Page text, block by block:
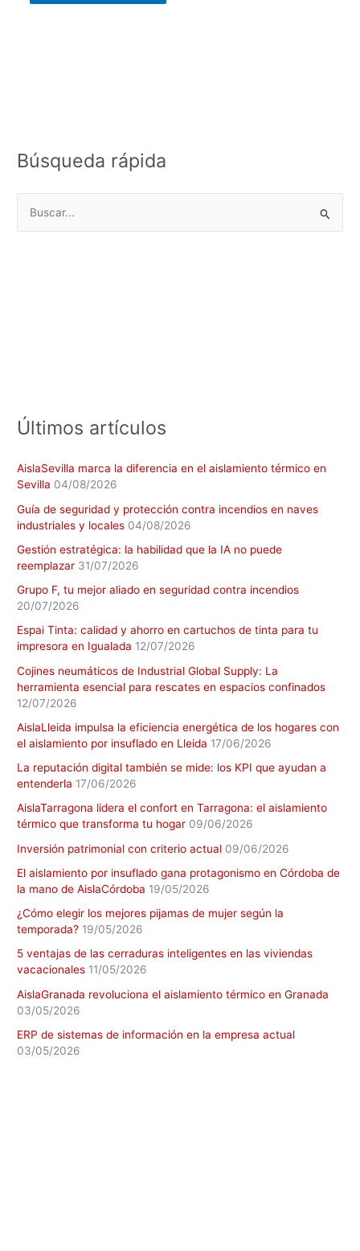
Búsqueda rápida
Últimos artículos
AislaSevilla marca la diferencia en el aislamiento térmico en
Sevilla 04/08/2026
Guía de seguridad y protección contra incendios en naves
industriales y locales 04/08/2026
Gestión estratégica: la habilidad que la IA no puede
reemplazar 31/07/2026
Grupo F, tu mejor aliado en seguridad contra incendios
20/07/2026
Espai Tinta: calidad y ahorro en cartuchos de tinta para tu
impresora en Igualada 12/07/2026
Cojines neumáticos de Industrial Global Supply: La
herramienta esencial para rescates en espacios confinados
12/07/2026
AislaLleida impulsa la eficiencia energética de los hogares con
el aislamiento por insuflado en Lleida 17/06/2026
La reputación digital también se mide: los KPI que ayudan a
entenderla 17/06/2026
AislaTarragona lidera el confort en Tarragona: el aislamiento
térmico que transforma tu hogar 09/06/2026
Inversión patrimonial con criterio actual 09/06/2026
El aislamiento por insuflado gana protagonismo en Córdoba de
la mano de AislaCórdoba 19/05/2026
¿Cómo elegir los mejores pijamas de mujer según la
temporada? 19/05/2026
5 ventajas de las cerraduras inteligentes en las viviendas
vacacionales 11/05/2026
AislaGranada revoluciona el aislamiento térmico en Granada
03/05/2026
ERP de sistemas de información en la empresa actual
03/05/2026